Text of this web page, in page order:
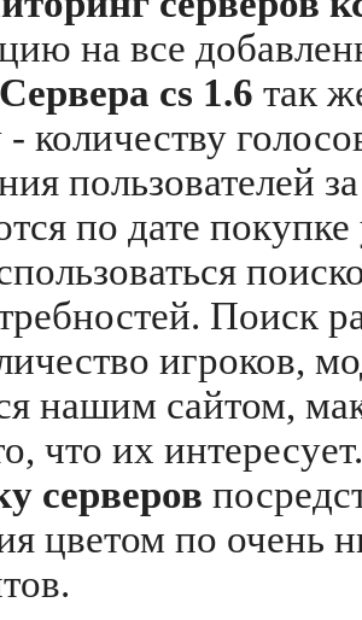
на все
Сервера cs 1.6 так
- количеству
пользователей
по дате
Поиск
игроков,
нашим сайтом,
что их
серверов
цветом по очень